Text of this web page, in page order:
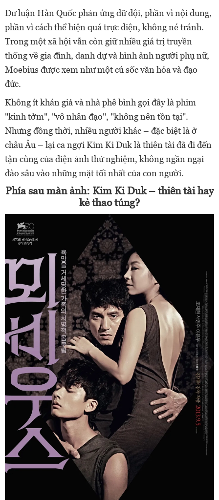
Dư luận Hàn Quốc phản ứng dữ dội, phần vì nội dung,
phần vì cách thể hiện quá trực diện, không né tránh.
Trong một xã hội vẫn còn giữ nhiều giá trị truyền
thống về gia đình, danh dự và hình ảnh người phụ nữ,
Moebius được xem như một cú sốc văn hóa và đạo
đức.
Không ít khán giả và nhà phê bình gọi đây là phim
"kinh tởm", "vô nhân đạo", "không nên tồn tại".
Nhưng đồng thời, nhiều người khác – đặc biệt là ở
châu Âu – lại ca ngợi Kim Ki Duk là thiên tài đã đi đến
tận cùng của điện ảnh thử nghiệm, không ngần ngại
đào sâu vào những mặt tối nhất của con người.
Phía sau màn ảnh: Kim Ki Duk – thiên tài hay
kẻ thao túng?